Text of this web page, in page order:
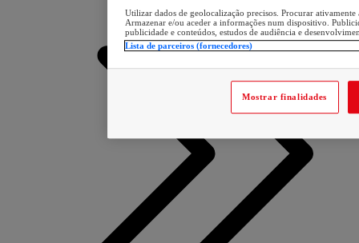
Utilizar dados de geolocalização precisos. Procurar
Armazenar e/ou aceder a informações num dispositivo.
publicidade e conteúdos, estudos de audiência e
Lista de parceiros (fornecedores)
Mostrar finalidades